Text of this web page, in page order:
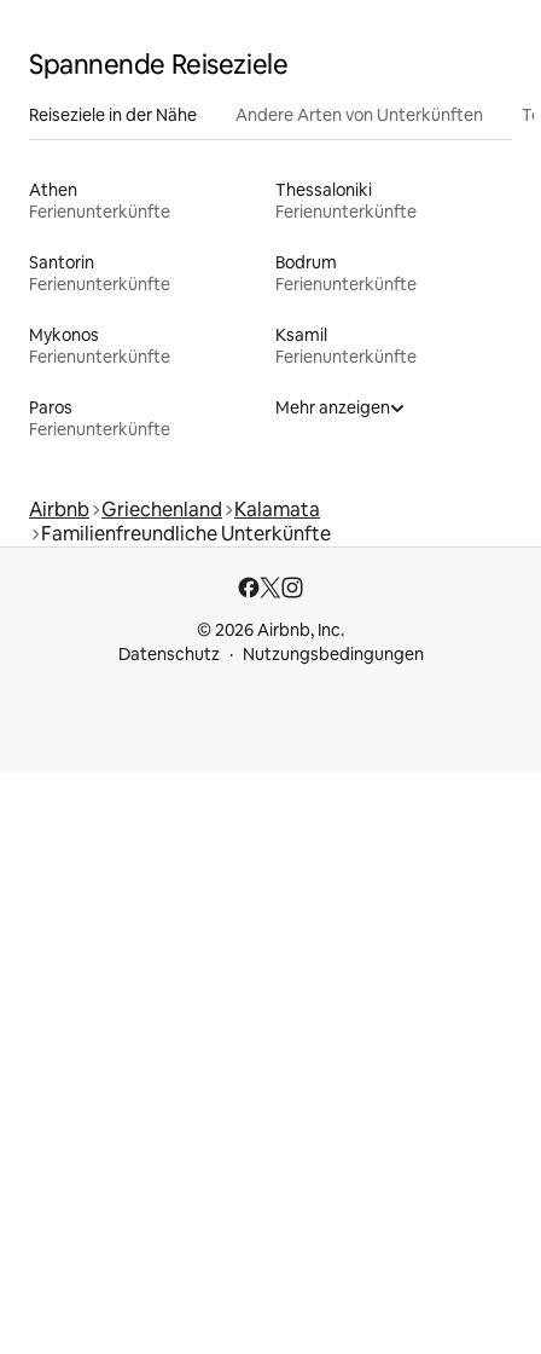
Spannende Reiseziele
Reiseziele in der Nähe Andere Arten von Unterkünften
Athen
Ferienunterkünfte
Thessaloniki
Ferienunterkünfte
Santorin
Ferienunterkünfte
Bodrum
Ferienunterkünfte
Mykonos
Ferienunterkünfte
Ksamil
Ferienunterkünfte
Paros
Ferienunterkünfte
Mehr anzeigen
Airbnb Griechenland Kalamata
Familienfreundliche Unterkünfte
© 2026 Airbnb, Inc.
Datenschutz
Nutzungsbedingungen